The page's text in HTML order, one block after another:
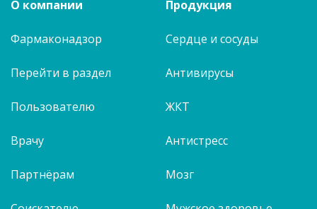
О компании
Фармаконадзор
Перейти в раздел
Пользователю
Врачу
Партнёрам
Продукция
Сердце и сосуды
Антивирусы
ЖКТ
Антистресс
Мозг